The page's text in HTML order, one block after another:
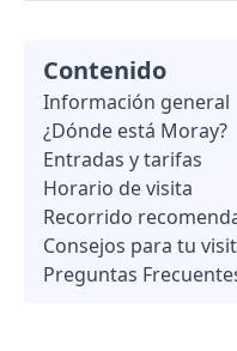
Contenido
Información general
¿Dónde está Moray?
Entradas y tarifas
Horario de visita
Recorrido
Consejos para tu
Preguntas